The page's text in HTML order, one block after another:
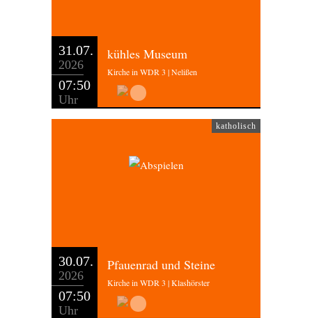
31.07.
2026
07:50
Uhr
kühles Museum
Kirche in WDR 3 | Nelißen
katholisch
30.07.
2026
07:50
Uhr
Pfauenrad und Steine
Kirche in WDR 3 | Klashörster